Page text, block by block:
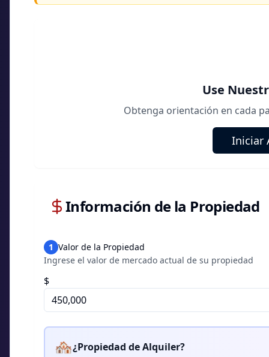
Use
Obtenga orientación en cada
Iniciar
Información de la Propiedad
1 Valor de la Propiedad
Ingrese el valor de mercado actual de su propiedad
$
🏘️¿Propiedad de Alquiler?